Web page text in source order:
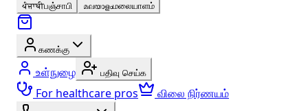
ਪੰਜਾਬੀபஞ்சாபி മലയാളംமலையாளம்
கணக்கு
உள்நுழை பதிவு செய்க
For healthcare pros விலை நிர்ணயம்